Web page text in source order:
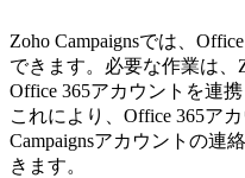
Zoho Campaignsでは、
できます。必要な作業は、
Office 365アカウントを連
これにより、Office 365ア
Campaignsアカウントの連
きます。